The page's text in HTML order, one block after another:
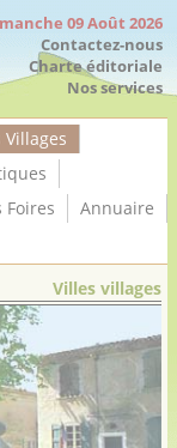
09 Août 2026
Contactez-nous
Charte éditoriale
Nos services
Villages
Foires
Annuaire
Villes villages